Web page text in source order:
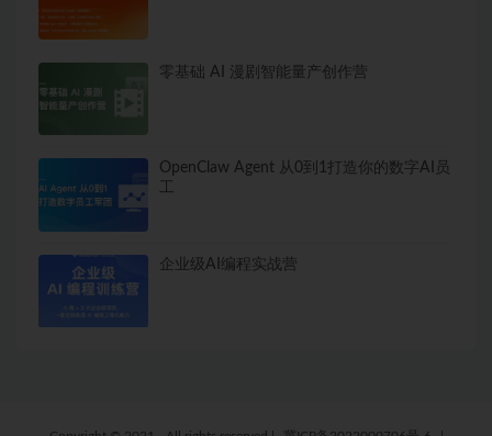
零基础 AI 漫剧智能量产创作营
OpenClaw Agent 从0到1打造你的数字AI员
工
企业级AI编程实战营